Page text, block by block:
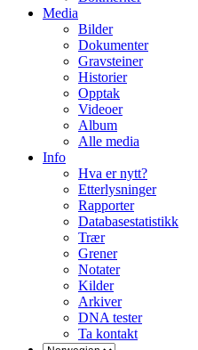
Media
Bilder
Dokumenter
Gravsteiner
Historier
Opptak
Videoer
Album
Alle media
Info
Hva er nytt?
Etterlysninger
Rapporter
Databasestatistikk
Trær
Grener
Notater
Kilder
Arkiver
DNA tester
Ta kontakt